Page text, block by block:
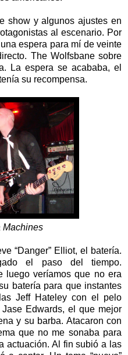
show y algunos ajustes en
al escenario. Por
espera para mí de veinte
The Wolfsbane sobre
La espera se acababa, el
su recompensa.
Machines
“Danger” Elliot, el batería.
el paso del tiempo.
luego veríamos que no era
batería para que instantes
Jeff Hateley con el pelo
Edwards, el que mejor
y su barba. Atacaron con
que no me sonaba para
actuación. Al fin subió a las